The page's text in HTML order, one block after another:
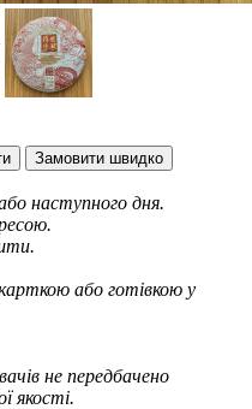
Замовити швидко
наступного дня.
або готівкою у
не передбачено
якості.